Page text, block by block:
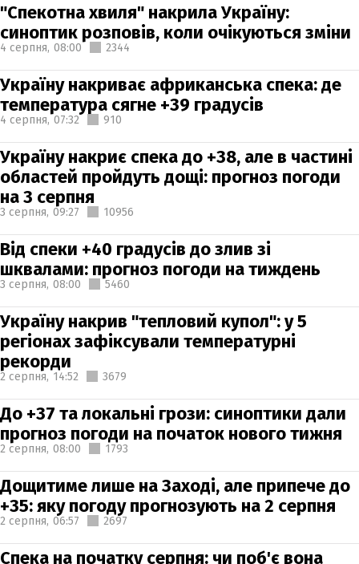
"Спекотна хвиля" накрила Україну:
синоптик розповів, коли очікуються зміни
4 серпня, 08:00 2344
Україну накриває африканська спека: де
температура сягне +39 градусів
4 серпня, 07:32 910
Україну накриє спека до +38, але в частині
областей пройдуть дощі: прогноз погоди
на 3 серпня
3 серпня, 09:27 10956
Від спеки +40 градусів до злив зі
шквалами: прогноз погоди на тиждень
3 серпня, 08:00 5460
Україну накрив "тепловий купол": у 5
регіонах зафіксували температурні
рекорди
2 серпня, 14:52 3679
До +37 та локальні грози: синоптики дали
прогноз погоди на початок нового тижня
2 серпня, 08:00 1793
Дощитиме лише на Заході, але припече до
+35: яку погоду прогнозують на 2 серпня
2 серпня, 06:57 2697
Спека на початку серпня: чи поб'є вона